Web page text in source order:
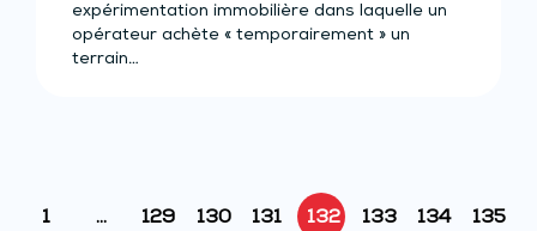
expérimentation immobilière dans laquelle un
opérateur achète « temporairement » un
terrain…
1 … 129 130 131 132 133 134 135